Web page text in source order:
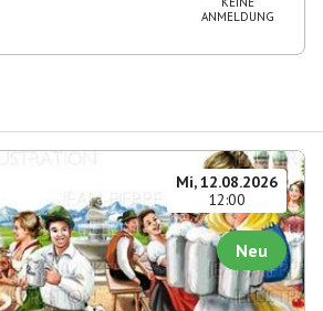
ANMELDUNG
Mi, 12.08.2026
12:00
Neu